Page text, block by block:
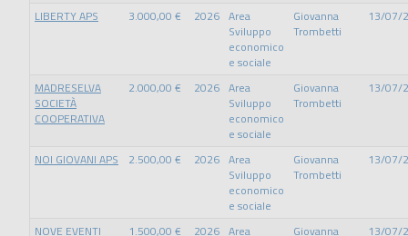
LIBERTY APS 3.000,00 € 2026 Area
Sviluppo
economico
e sociale
Giovanna
Trombetti
13/07/
MADRESELVA
SOCIETÀ
COOPERATIVA
2.000,00 € 2026 Area
Sviluppo
economico
e sociale
Giovanna
Trombetti
13/07/
NOI GIOVANI APS 2.500,00 € 2026 Area
Sviluppo
economico
e sociale
Giovanna
Trombetti
13/07/
NOVE EVENTI
1.500,00 € 2026 Area
Giovanna
13/07/